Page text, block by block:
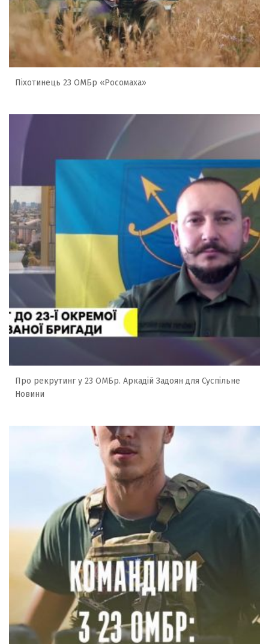
Піхотинець 23 ОМБр «Росомаха»
Про рекрутинг у 23 ОМБр. Аркадій Задоян для Суспільне
Новини